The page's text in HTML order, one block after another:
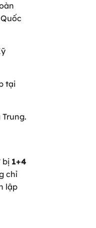
tại
bị 1+4
chỉ
lập